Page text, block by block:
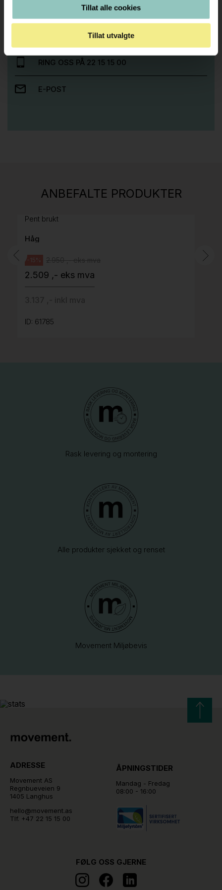
Tillat alle cookies
Tillat utvalgte
Trenger du hjelp med et større kjøp eller
prosjekt?
Ta kontakt med oss så hjelper vi deg!
RING OSS PÅ 22 15 15 00
E-POST
ANBEFALTE PRODUKTER
H05 5600 Swingback-armlene Mørk
Pent brukt
Håg
-15%
2.509 ,- eks mva
ID: 61785
Rask levering og montering
Alle produkter sjekket og renset
Movement Miljøbevis
ADRESSE
Movement AS
Regnbueveien 9
1405 Langhus
hello@movement.as
Tlf. +47 22 15 15 00
ÅPNINGSTIDER
Mandag - Fredag
08:00 - 16:00
FØLG OSS GJERNE